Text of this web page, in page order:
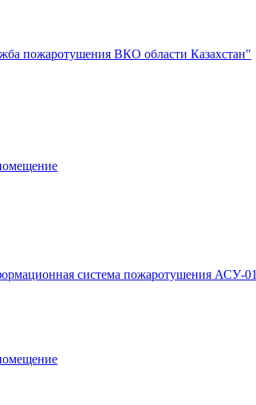
пожаротушения ВКО области Казахстан"
система пожаротушения АСУ-01